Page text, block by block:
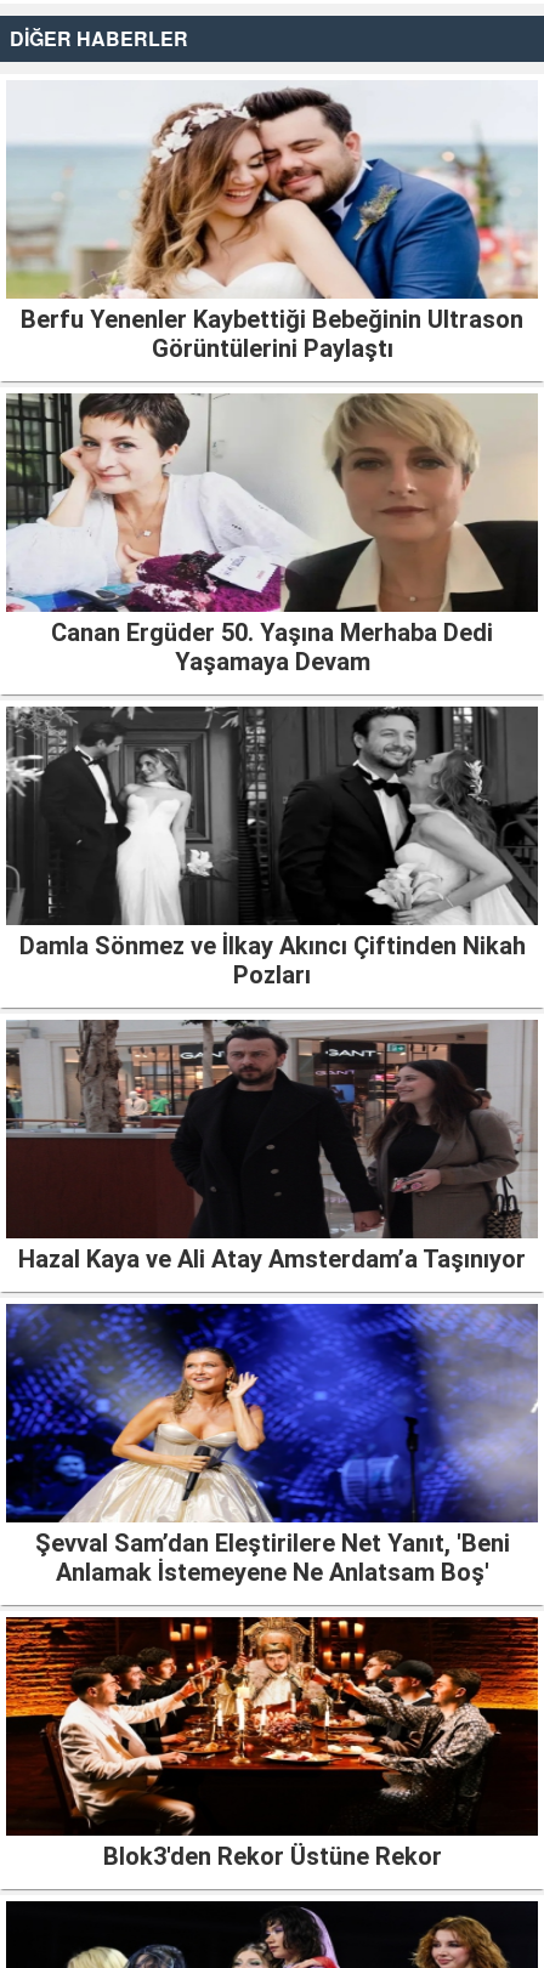
DİĞER HABERLER
Berfu Yenenler Kaybettiği Bebeğinin Ultrason
Görüntülerini Paylaştı
Canan Ergüder 50. Yaşına Merhaba Dedi
Yaşamaya Devam
Damla Sönmez ve İlkay Akıncı Çiftinden Nikah
Pozları
Hazal Kaya ve Ali Atay Amsterdam’a Taşınıyor
Şevval Sam’dan Eleştirilere Net Yanıt, 'Beni
Anlamak İstemeyene Ne Anlatsam Boş'
Blok3'den Rekor Üstüne Rekor